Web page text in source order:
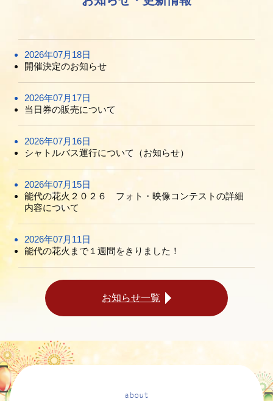
2026年07月18日
開催決定のお知らせ
2026年07月17日
当日券の販売について
2026年07月16日
シャトルバス運行について（お知らせ）
2026年07月15日
能代の花火２０２６ フォト・映像コンテストの詳細
内容について
2026年07月11日
能代の花火まで１週間をきりました！
お知らせ一覧
about